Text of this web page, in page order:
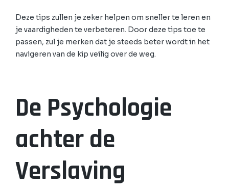
Deze tips zullen je zeker helpen om sneller te leren en
je vaardigheden te verbeteren. Door deze tips toe te
passen, zul je merken dat je steeds beter wordt in het
navigeren van de kip veilig over de weg.
De Psychologie
achter de
Verslaving